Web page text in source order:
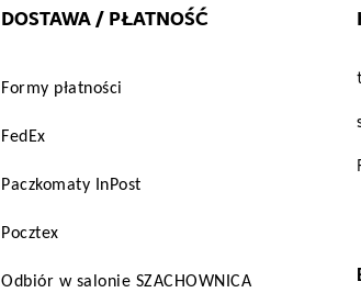
DOSTAWA / PŁATNOŚĆ
Formy płatności
FedEx
Paczkomaty InPost
Pocztex
Odbiór w salonie SZACHOWNICA